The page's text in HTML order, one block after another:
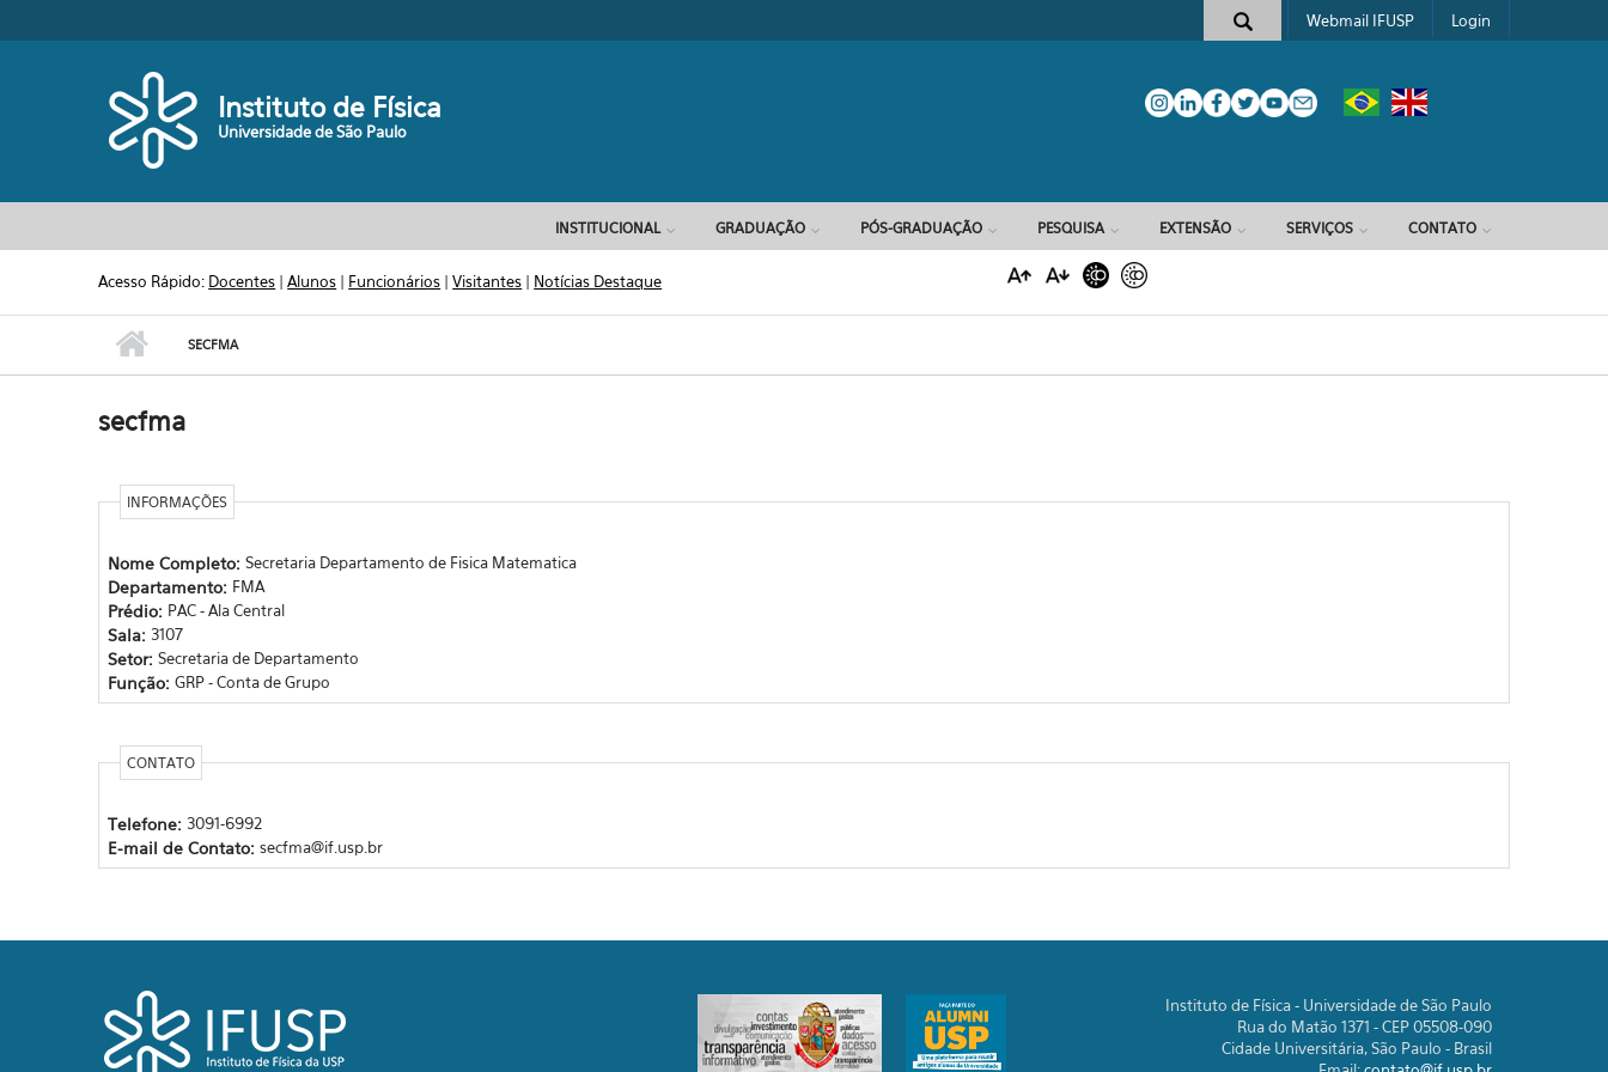
Formulário de busca
Webmail IFUSP Login
Instituto de Física
Universidade de São Paulo
INSTITUCIONAL GRADUAÇÃO PÓS-GRADUAÇÃO PESQUISA EXTENSÃO SERVIÇOS CONTATO
Acesso Rápido: Docentes |Alunos | Funcionários |Visitantes | Notícias Destaque
SECFMA
secfma
INFORMAÇÕES
Nome Completo: Secretaria Departamento de Fisica Matematica
Departamento: FMA
Prédio: PAC - Ala Central
Sala: 3107
Setor: Secretaria de Departamento
Função: GRP - Conta de Grupo
CONTATO
Telefone: 3091-6992
E-mail de Contato: secfma@if.usp.br
Instituto de Física - Universidade de São Paulo
Rua do Matão 1371 - CEP 05508-090
Cidade Universitária, São Paulo - Brasil